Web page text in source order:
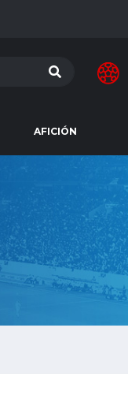
AFICIÓN